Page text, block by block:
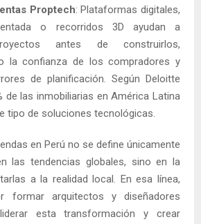
Proptech: Plataformas digitales,
o recorridos 3D ayudan a
antes de construirlos,
la confianza de los compradores y
de planificación. Según Deloitte
de las inmobiliarias en América Latina
tipo de soluciones tecnológicas.
en Perú no se define únicamente
las tendencias globales, sino en la
a la realidad local. En esa línea,
formar arquitectos y diseñadores
esta transformación y crear